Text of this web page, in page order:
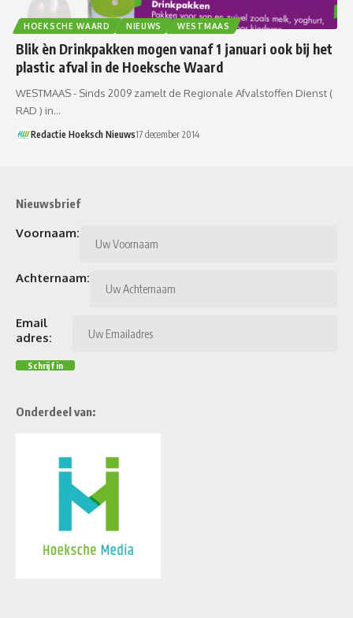
HOEKSCHE WAARD NIEUWS WESTMAAS
Blik èn Drinkpakken mogen vanaf 1 januari ook bij het
plastic afval in de Hoeksche Waard
WESTMAAS - Sinds 2009 zamelt de Regionale Afvalstoffen Dienst (
RAD ) in…
Redactie Hoeksch Nieuws17 december 2014
Nieuwsbrief
Voornaam:
Achternaam:
Email
adres:
Onderdeel van: